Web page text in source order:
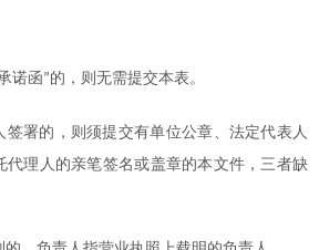
诺函”的，则无需提交本表。
签署的，则须提交有单位公章、法定代表人
代理人的亲笔签名或盖章的本文件，三者缺